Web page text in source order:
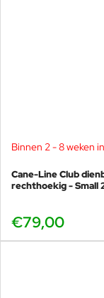
Binnen 2 - 8 weken
Cane-Line Club
rechthoekig - Small
€79,00